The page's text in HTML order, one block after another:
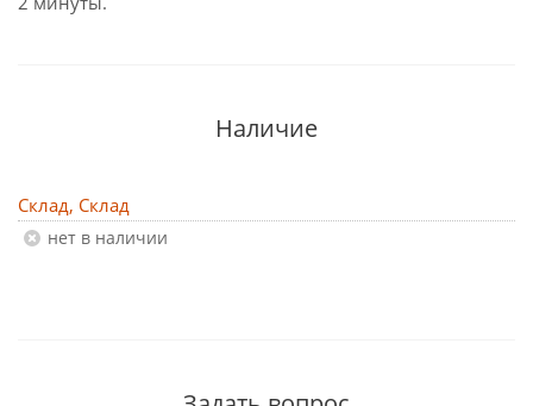
Наличие
Склад, Склад
Нет в наличии